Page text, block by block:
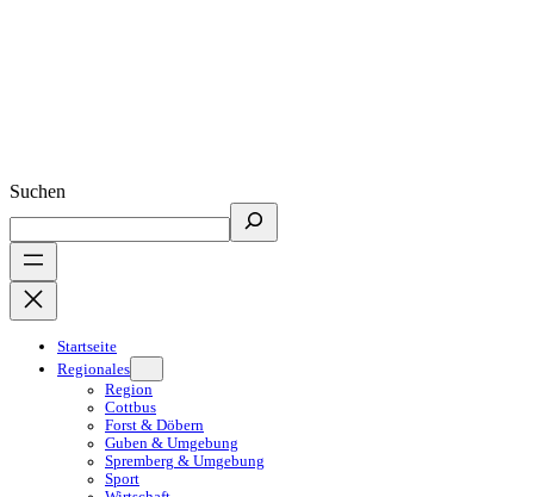
Suchen
Startseite
Regionales
Region
Cottbus
Forst & Döbern
Guben & Umgebung
Spremberg & Umgebung
Sport